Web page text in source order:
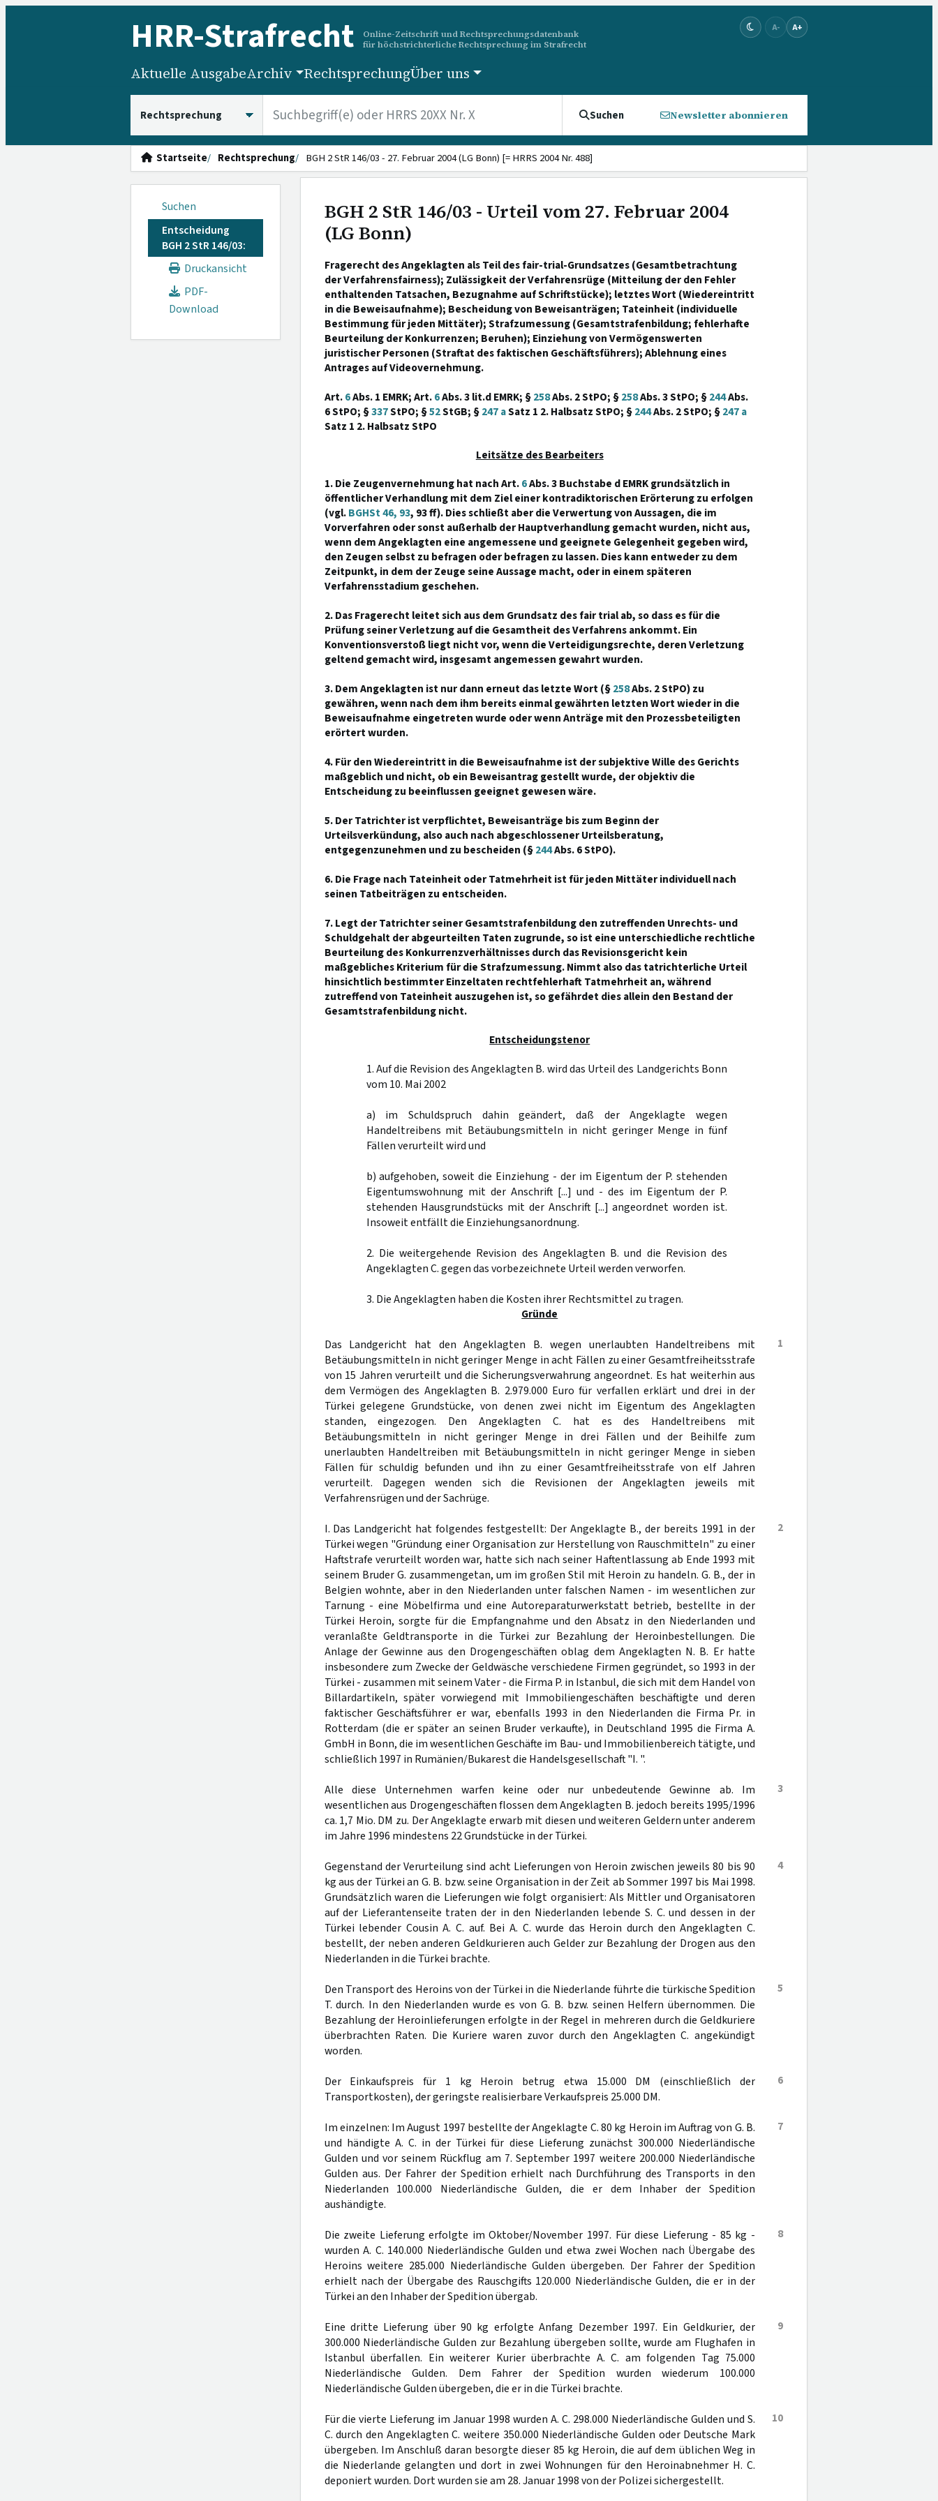
HRR-Strafrecht
Online-Zeitschrift und Rechtsprechungsdatenbank
für höchstrichterliche Rechtsprechung im Strafrecht
A- A+
Aktuelle AusgabeArchiv RechtsprechungÜber uns
Suchen Newsletter abonnieren
Startseite Rechtsprechung BGH 2 StR 146/03 - 27. Februar 2004 (LG Bonn) [= HRRS 2004 Nr. 488]
Suchen
Entscheidung
BGH 2 StR 146/03:
Druckansicht
PDF-
Download
BGH 2 StR 146/03 - Urteil vom 27. Februar 2004
(LG Bonn)
Fragerecht des Angeklagten als Teil des fair-trial-Grundsatzes (Gesamtbetrachtung
der Verfahrensfairness); Zulässigkeit der Verfahrensrüge (Mitteilung der den Fehler
enthaltenden Tatsachen, Bezugnahme auf Schriftstücke); letztes Wort (Wiedereintritt
in die Beweisaufnahme); Bescheidung von Beweisanträgen; Tateinheit (individuelle
Bestimmung für jeden Mittäter); Strafzumessung (Gesamtstrafenbildung; fehlerhafte
Beurteilung der Konkurrenzen; Beruhen); Einziehung von Vermögenswerten
juristischer Personen (Straftat des faktischen Geschäftsführers); Ablehnung eines
Antrages auf Videovernehmung.
Art.6Abs. 1 EMRK; Art.6Abs. 3 lit.d EMRK; §258Abs. 2 StPO; §258Abs. 3 StPO; §244Abs.
6 StPO; §337StPO; §52StGB; §247 aSatz 1 2. Halbsatz StPO; §244Abs. 2 StPO; §247 a
Satz 1 2. Halbsatz StPO
Leitsätze des Bearbeiters
1. Die Zeugenvernehmung hat nach Art.6Abs. 3 Buchstabe d EMRK grundsätzlich in
öffentlicher Verhandlung mit dem Ziel einer kontradiktorischen Erörterung zu erfolgen
(vgl.BGHSt 46, 93, 93 ff). Dies schließt aber die Verwertung von Aussagen, die im
Vorverfahren oder sonst außerhalb der Hauptverhandlung gemacht wurden, nicht aus,
wenn dem Angeklagten eine angemessene und geeignete Gelegenheit gegeben wird,
den Zeugen selbst zu befragen oder befragen zu lassen. Dies kann entweder zu dem
Zeitpunkt, in dem der Zeuge seine Aussage macht, oder in einem späteren
Verfahrensstadium geschehen.
2. Das Fragerecht leitet sich aus dem Grundsatz des fair trial ab, so dass es für die
Prüfung seiner Verletzung auf die Gesamtheit des Verfahrens ankommt. Ein
Konventionsverstoß liegt nicht vor, wenn die Verteidigungsrechte, deren Verletzung
geltend gemacht wird, insgesamt angemessen gewahrt wurden.
3. Dem Angeklagten ist nur dann erneut das letzte Wort (§258Abs. 2 StPO) zu
gewähren, wenn nach dem ihm bereits einmal gewährten letzten Wort wieder in die
Beweisaufnahme eingetreten wurde oder wenn Anträge mit den Prozessbeteiligten
erörtert wurden.
4. Für den Wiedereintritt in die Beweisaufnahme ist der subjektive Wille des Gerichts
maßgeblich und nicht, ob ein Beweisantrag gestellt wurde, der objektiv die
Entscheidung zu beeinflussen geeignet gewesen wäre.
5. Der Tatrichter ist verpflichtet, Beweisanträge bis zum Beginn der
Urteilsverkündung, also auch nach abgeschlossener Urteilsberatung,
entgegenzunehmen und zu bescheiden (§244Abs. 6 StPO).
6. Die Frage nach Tateinheit oder Tatmehrheit ist für jeden Mittäter individuell nach
seinen Tatbeiträgen zu entscheiden.
7. Legt der Tatrichter seiner Gesamtstrafenbildung den zutreffenden Unrechts- und
Schuldgehalt der abgeurteilten Taten zugrunde, so ist eine unterschiedliche rechtliche
Beurteilung des Konkurrenzverhältnisses durch das Revisionsgericht kein
maßgebliches Kriterium für die Strafzumessung. Nimmt also das tatrichterliche Urteil
hinsichtlich bestimmter Einzeltaten rechtfehlerhaft Tatmehrheit an, während
zutreffend von Tateinheit auszugehen ist, so gefährdet dies allein den Bestand der
Gesamtstrafenbildung nicht.
Entscheidungstenor
1. Auf die Revision des Angeklagten B. wird das Urteil des Landgerichts Bonn
vom 10. Mai 2002
a) im Schuldspruch dahin geändert, daß der Angeklagte wegen
Handeltreibens mit Betäubungsmitteln in nicht geringer Menge in fünf
Fällen verurteilt wird und
b) aufgehoben, soweit die Einziehung - der im Eigentum der P. stehenden
Eigentumswohnung mit der Anschrift [...] und - des im Eigentum der P.
stehenden Hausgrundstücks mit der Anschrift [...] angeordnet worden ist.
Insoweit entfällt die Einziehungsanordnung.
2. Die weitergehende Revision des Angeklagten B. und die Revision des
Angeklagten C. gegen das vorbezeichnete Urteil werden verworfen.
3. Die Angeklagten haben die Kosten ihrer Rechtsmittel zu tragen.
Gründe
1
Das Landgericht hat den Angeklagten B. wegen unerlaubten Handeltreibens mit
Betäubungsmitteln in nicht geringer Menge in acht Fällen zu einer Gesamtfreiheitsstrafe
von 15 Jahren verurteilt und die Sicherungsverwahrung angeordnet. Es hat weiterhin aus
dem Vermögen des Angeklagten B. 2.979.000 Euro für verfallen erklärt und drei in der
Türkei gelegene Grundstücke, von denen zwei nicht im Eigentum des Angeklagten
standen, eingezogen. Den Angeklagten C. hat es des Handeltreibens mit
Betäubungsmitteln in nicht geringer Menge in drei Fällen und der Beihilfe zum
unerlaubten Handeltreiben mit Betäubungsmitteln in nicht geringer Menge in sieben
Fällen für schuldig befunden und ihn zu einer Gesamtfreiheitsstrafe von elf Jahren
verurteilt. Dagegen wenden sich die Revisionen der Angeklagten jeweils mit
Verfahrensrügen und der Sachrüge.
2
I. Das Landgericht hat folgendes festgestellt: Der Angeklagte B., der bereits 1991 in der
Türkei wegen "Gründung einer Organisation zur Herstellung von Rauschmitteln" zu einer
Haftstrafe verurteilt worden war, hatte sich nach seiner Haftentlassung ab Ende 1993 mit
seinem Bruder G. zusammengetan, um im großen Stil mit Heroin zu handeln. G. B., der in
Belgien wohnte, aber in den Niederlanden unter falschen Namen - im wesentlichen zur
Tarnung - eine Möbelfirma und eine Autoreparaturwerkstatt betrieb, bestellte in der
Türkei Heroin, sorgte für die Empfangnahme und den Absatz in den Niederlanden und
veranlaßte Geldtransporte in die Türkei zur Bezahlung der Heroinbestellungen. Die
Anlage der Gewinne aus den Drogengeschäften oblag dem Angeklagten N. B. Er hatte
insbesondere zum Zwecke der Geldwäsche verschiedene Firmen gegründet, so 1993 in der
Türkei - zusammen mit seinem Vater - die Firma P. in Istanbul, die sich mit dem Handel von
Billardartikeln, später vorwiegend mit Immobiliengeschäften beschäftigte und deren
faktischer Geschäftsführer er war, ebenfalls 1993 in den Niederlanden die Firma Pr. in
Rotterdam (die er später an seinen Bruder verkaufte), in Deutschland 1995 die Firma A.
GmbH in Bonn, die im wesentlichen Geschäfte im Bau- und Immobilienbereich tätigte, und
schließlich 1997 in Rumänien/Bukarest die Handelsgesellschaft "I. ".
3
Alle diese Unternehmen warfen keine oder nur unbedeutende Gewinne ab. Im
wesentlichen aus Drogengeschäften flossen dem Angeklagten B. jedoch bereits 1995/1996
ca. 1,7 Mio. DM zu. Der Angeklagte erwarb mit diesen und weiteren Geldern unter anderem
im Jahre 1996 mindestens 22 Grundstücke in der Türkei.
4
Gegenstand der Verurteilung sind acht Lieferungen von Heroin zwischen jeweils 80 bis 90
kg aus der Türkei an G. B. bzw. seine Organisation in der Zeit ab Sommer 1997 bis Mai 1998.
Grundsätzlich waren die Lieferungen wie folgt organisiert: Als Mittler und Organisatoren
auf der Lieferantenseite traten der in den Niederlanden lebende S. C. und dessen in der
Türkei lebender Cousin A. C. auf. Bei A. C. wurde das Heroin durch den Angeklagten C.
bestellt, der neben anderen Geldkurieren auch Gelder zur Bezahlung der Drogen aus den
Niederlanden in die Türkei brachte.
5
Den Transport des Heroins von der Türkei in die Niederlande führte die türkische Spedition
T. durch. In den Niederlanden wurde es von G. B. bzw. seinen Helfern übernommen. Die
Bezahlung der Heroinlieferungen erfolgte in der Regel in mehreren durch die Geldkuriere
überbrachten Raten. Die Kuriere waren zuvor durch den Angeklagten C. angekündigt
worden.
6
Der Einkaufspreis für 1 kg Heroin betrug etwa 15.000 DM (einschließlich der
Transportkosten), der geringste realisierbare Verkaufspreis 25.000 DM.
7
Im einzelnen: Im August 1997 bestellte der Angeklagte C. 80 kg Heroin im Auftrag von G. B.
und händigte A. C. in der Türkei für diese Lieferung zunächst 300.000 Niederländische
Gulden und vor seinem Rückflug am 7. September 1997 weitere 200.000 Niederländische
Gulden aus. Der Fahrer der Spedition erhielt nach Durchführung des Transports in den
Niederlanden 100.000 Niederländische Gulden, die er dem Inhaber der Spedition
aushändigte.
8
Die zweite Lieferung erfolgte im Oktober/November 1997. Für diese Lieferung - 85 kg -
wurden A. C. 140.000 Niederländische Gulden und etwa zwei Wochen nach Übergabe des
Heroins weitere 285.000 Niederländische Gulden übergeben. Der Fahrer der Spedition
erhielt nach der Übergabe des Rauschgifts 120.000 Niederländische Gulden, die er in der
Türkei an den Inhaber der Spedition übergab.
9
Eine dritte Lieferung über 90 kg erfolgte Anfang Dezember 1997. Ein Geldkurier, der
300.000 Niederländische Gulden zur Bezahlung übergeben sollte, wurde am Flughafen in
Istanbul überfallen. Ein weiterer Kurier überbrachte A. C. am folgenden Tag 75.000
Niederländische Gulden. Dem Fahrer der Spedition wurden wiederum 100.000
Niederländische Gulden übergeben, die er in die Türkei brachte.
10
Für die vierte Lieferung im Januar 1998 wurden A. C. 298.000 Niederländische Gulden und S.
C. durch den Angeklagten C. weitere 350.000 Niederländische Gulden oder Deutsche Mark
übergeben. Im Anschluß daran besorgte dieser 85 kg Heroin, die auf dem üblichen Weg in
die Niederlande gelangten und dort in zwei Wohnungen für den Heroinabnehmer H. C.
deponiert wurden. Dort wurden sie am 28. Januar 1998 von der Polizei sichergestellt.